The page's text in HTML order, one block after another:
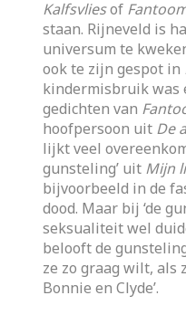
Kalfsvliesof
staan. Rijneveld is
universum te
ook te zijn gespot in
kindermisbruik was
gedichten van
hoofpersoon uit De
lijkt veel
gunsteling’ uit Mijn
bijvoorbeeld in de
dood. Maar bij ‘de
seksualiteit wel
belooft de
ze zo graag wilt, als
Bonnie en Clyde’.